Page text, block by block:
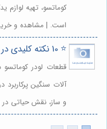
کوماتسو، تهیه
است. | مشاهده و
⭐️ 10 نکته کلیدی در انتخاب لوازم یدکی لودر کوماتسو 🔧
قطعات لودر
آلات سنگین
و ساز، نقش حیاتی در